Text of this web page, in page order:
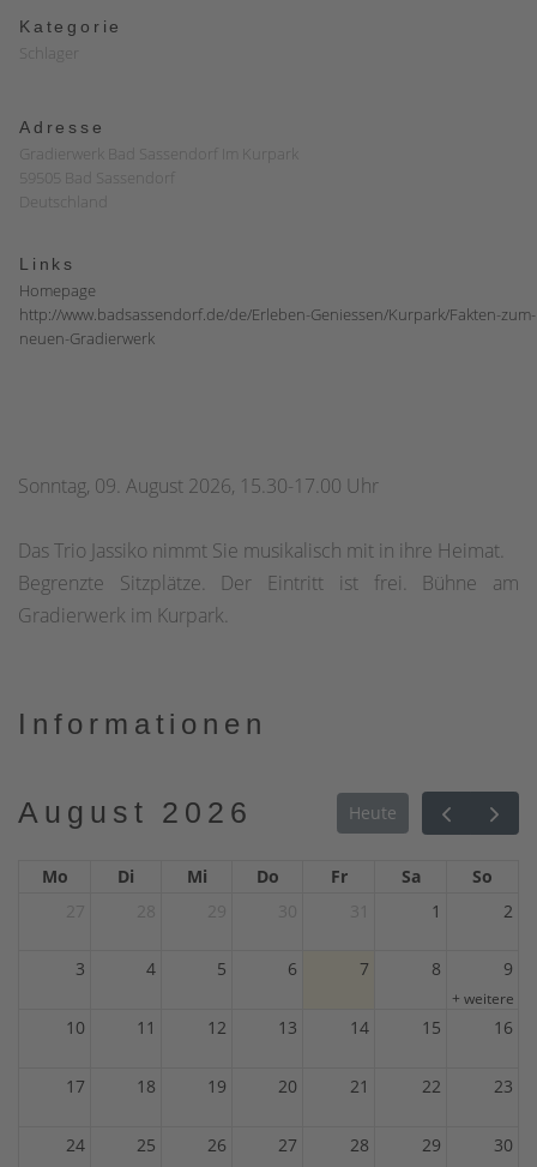
Kategorie
Schlager
Adresse
Gradierwerk Bad Sassendorf Im Kurpark
59505 Bad Sassendorf
Deutschland
Links
Homepage
http://www.badsassendorf.de/de/Erleben-Geniessen/Kurpark/Fakten-zum-
neuen-Gradierwerk
Sonntag, 09. August 2026, 15.30-17.00 Uhr
Das Trio Jassiko nimmt Sie musikalisch mit in ihre Heimat.
Begrenzte Sitzplätze. Der Eintritt ist frei. Bühne am
Gradierwerk im Kurpark.
Informationen
August 2026 Heute
Mo Di Mi Do Fr Sa
So
1 2
3 4 5 6 7 8 9
+ weitere 1
10 11 12 13 14 15 16
17 18 19 20 21 22 23
24 25 26 27 28 29 30